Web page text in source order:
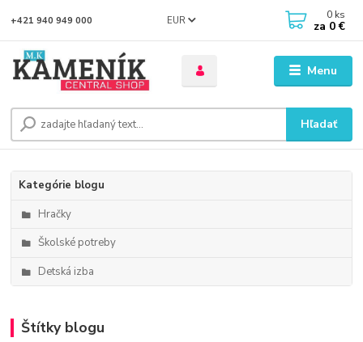
Menu
EUR
Hľadať
+421 940 949 000 0 ks
za 0 €
Kategórie blogu
Hračky
Školské potreby
Detská izba
Štítky blogu